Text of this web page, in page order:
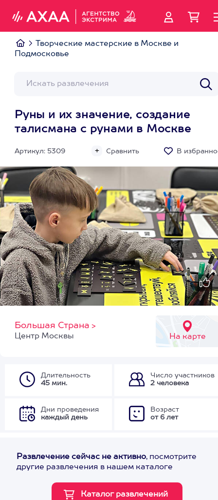
Творческие мастерские в Москве и
Подмосковье
Руны и их значение, создание
талисмана с рунами в Москве
Артикул: 5309 Сравнить В
Большая Страна >
На карте
Центр Москвы
Длительность
45 мин.
Число участников
2 человека
Дни проведения
каждый день
Возраст
от 6 лет
Развлечение сейчас не активно, посмотрите
другие развлечения в нашем каталоге